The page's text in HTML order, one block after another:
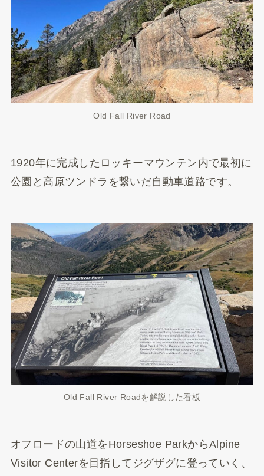
Old Fall River Road
1920年に完成したロッキーマウンテン内で最初に
公園と高原ツンドラを繋いだ自動車道路です。
Old Fall River Roadを解説した看板
オフロードの山道をHorseshoe ParkからAlpine
Visitor Centerを目指してジグザグに登っていく、